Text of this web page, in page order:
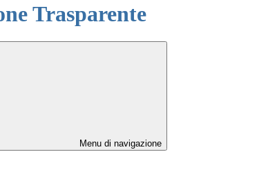
Trasparente
Menu di navigazione